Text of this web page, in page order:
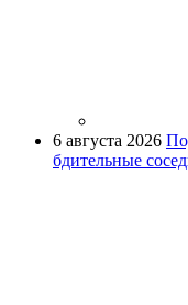
6 августа 2026
бдительные